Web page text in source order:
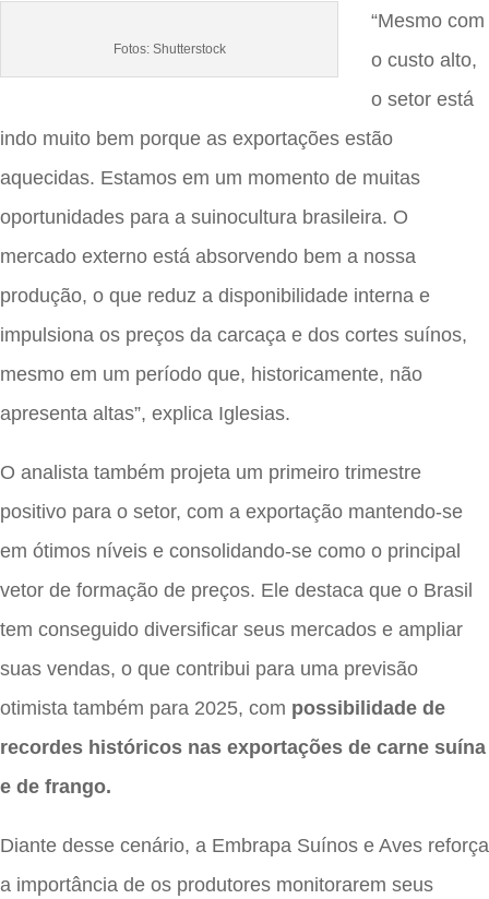
Fotos: Shutterstock
“Mesmo com
o custo alto,
o setor está
indo muito bem porque as exportações estão
aquecidas. Estamos em um momento de muitas
oportunidades para a suinocultura brasileira. O
mercado externo está absorvendo bem a nossa
produção, o que reduz a disponibilidade interna e
impulsiona os preços da carcaça e dos cortes suínos,
mesmo em um período que, historicamente, não
apresenta altas”, explica Iglesias.
O analista também projeta um primeiro trimestre
positivo para o setor, com a exportação mantendo-se
em ótimos níveis e consolidando-se como o principal
vetor de formação de preços. Ele destaca que o Brasil
tem conseguido diversificar seus mercados e ampliar
suas vendas, o que contribui para uma previsão
otimista também para 2025, com possibilidade de
recordes históricos nas exportações de carne suína
e de frango.
Diante desse cenário, a Embrapa Suínos e Aves reforça
a importância de os produtores monitorarem seus